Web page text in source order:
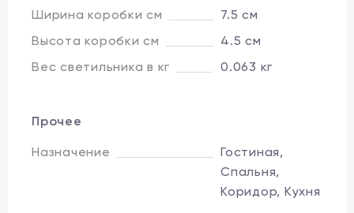
Ширина коробки см
7.5 см
Высота коробки см
4.5 см
Вес светильника в кг
0.063 кг
Прочее
Назначение
Гостиная,
Спальня,
Коридор, Кухня